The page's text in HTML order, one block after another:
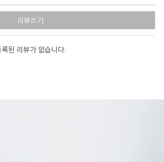
리뷰쓰기
록된 리뷰가 없습니다.